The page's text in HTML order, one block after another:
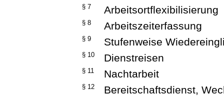
§ 7 Arbeitsortflexibilisierung
§ 8 Arbeitszeiterfassung
§ 9 Stufenweise
§ 10 Dienstreisen
§ 11 Nachtarbeit
§ 12 Bereitschaftsdienst,